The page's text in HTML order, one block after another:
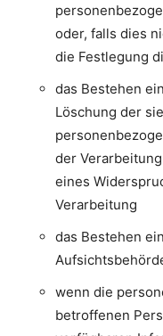
oder, falls dies
die Festlegung
das Bestehen
Löschung der
der
eines
Verarbeitung
das Bestehen
wenn die
betroffenen